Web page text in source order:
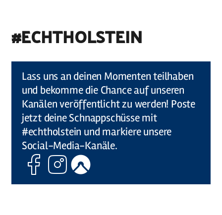
#ECHTHOLSTEIN
Lass uns an deinen Momenten teilhaben
und bekomme die Chance auf unseren
Kanälen veröffentlicht zu werden! Poste
jetzt deine Schnappschüsse mit
#echtholstein und markiere unsere
Social-Media-Kanäle.
FacebookInstagram
Komoot